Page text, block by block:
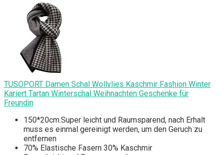
TUSOPORT Damen Schal Wollvlies Kaschmir Fashion Winter
Kariert Tartan Winterschal Weihnachten Geschenke für
Freundin
150*20cm.Super leicht und Raumsparend, nach Erhalt
muss es einmal gereinigt werden, um den Geruch zu
entfernen
70% Elastische Fasern 30% Kaschmir